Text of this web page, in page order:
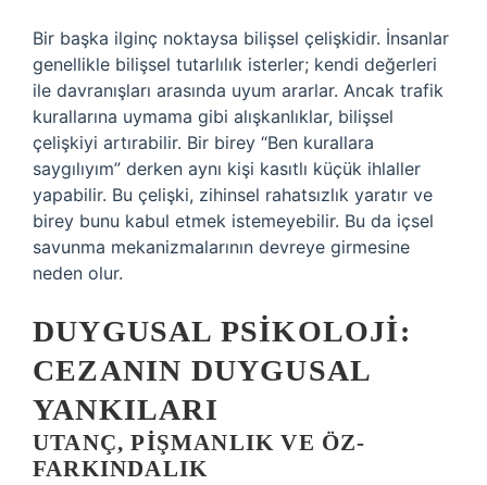
Bir başka ilginç noktaysa bilişsel çelişkidir. İnsanlar
genellikle bilişsel tutarlılık isterler; kendi değerleri
ile davranışları arasında uyum ararlar. Ancak trafik
kurallarına uymama gibi alışkanlıklar, bilişsel
çelişkiyi artırabilir. Bir birey “Ben kurallara
saygılıyım” derken aynı kişi kasıtlı küçük ihlaller
yapabilir. Bu çelişki, zihinsel rahatsızlık yaratır ve
birey bunu kabul etmek istemeyebilir. Bu da içsel
savunma mekanizmalarının devreye girmesine
neden olur.
DUYGUSAL PSIKOLOJI:
CEZANIN DUYGUSAL
YANKILARI
UTANÇ, PIŞMANLIK VE ÖZ-
FARKINDALIK